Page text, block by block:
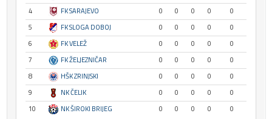
4
FK SARAJEVO 0 0 0 0
0
5
FK SLOGA DOBOJ 0 0 0 0
0
6
FK VELEŽ 0 0 0 0
0
7
FK ŽELJEZNIČAR 0 0 0 0
0
8
HŠK ZRINJSKI 0 0 0 0
0
9
NK ČELIK 0 0 0 0
0
10
NK ŠIROKI BRIJEG 0 0 0 0 0